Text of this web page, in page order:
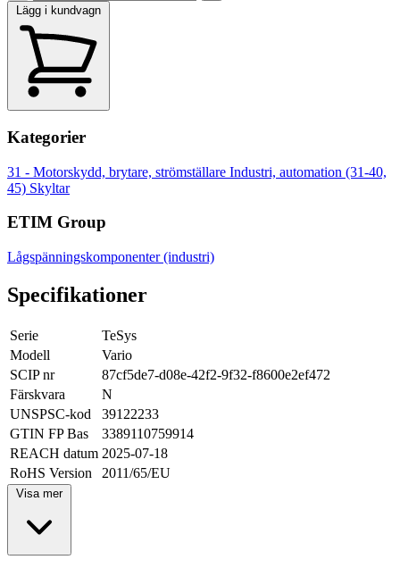
Lägg i kundvagn
Kategorier
31 - Motorskydd, brytare, strömställare Industri, automation (31-40,
45) Skyltar
ETIM Group
Lågspänningskomponenter (industri)
Specifikationer
Serie
TeSys
Modell
Vario
SCIP nr
87cf5de7-d08e-42f2-9f32-f8600e2ef472
Färskvara
N
UNSPSC-kod
39122233
GTIN FP Bas
3389110759914
REACH datum 2025-07-18
RoHS Version
2011/65/EU
Visa mer